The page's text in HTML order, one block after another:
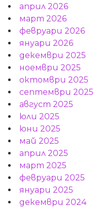
април 2026
март 2026
февруари 2026
януари 2026
декември 2025
ноември 2025
октомври 2025
септември 2025
август 2025
юли 2025
юни 2025
май 2025
април 2025
март 2025
февруари 2025
януари 2025
декември 2024